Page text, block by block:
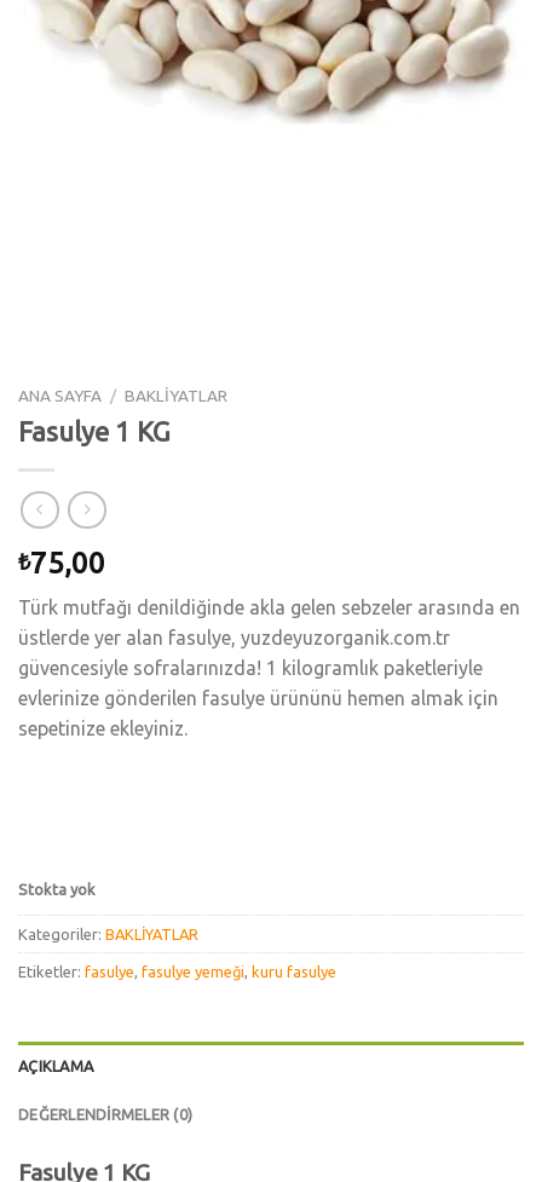
ANA SAYFA / BAKLİYATLAR
Fasulye 1 KG
₺75,00
Türk mutfağı denildiğinde akla gelen sebzeler arasında en
üstlerde yer alan fasulye, yuzdeyuzorganik.com.tr
güvencesiyle sofralarınızda! 1 kilogramlık paketleriyle
evlerinize gönderilen fasulye ürününü hemen almak için
sepetinize ekleyiniz.
Stokta yok
Kategoriler: BAKLİYATLAR
Etiketler: fasulye, fasulye yemeği, kuru fasulye
AÇIKLAMA
DEĞERLENDIRMELER (0)
Fasulye 1 KG